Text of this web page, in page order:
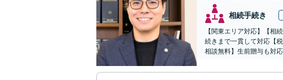
相続手続き
【関東エリア対応】【相
続きまで一貫して対応【
相談無料】生前贈与も対応